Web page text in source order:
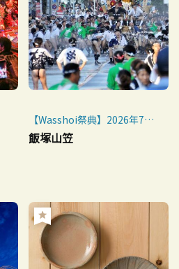
【Wasshoi祭典】2026年7月
5日（週日）10:30~16:30
【流舁機】2026年7月15日
14:40~
【市民祭飯塚山笠】2026年7
月19日（日）
飯塚山笠